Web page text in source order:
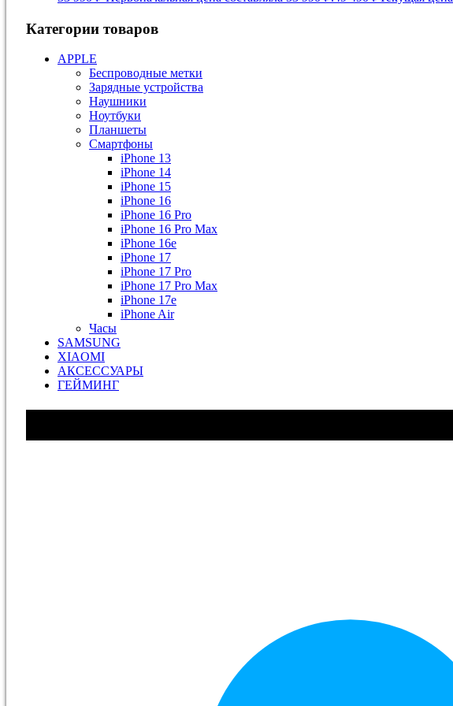
Категории товаров
APPLE
Беспроводные метки
Зарядные устройства
Наушники
Ноутбуки
Планшеты
Смартфоны
iPhone 13
iPhone 14
iPhone 15
iPhone 16
iPhone 16 Pro
iPhone 16 Pro Max
iPhone 16e
iPhone 17
iPhone 17 Pro
iPhone 17 Pro Max
iPhone 17e
iPhone Air
Часы
SAMSUNG
XIAOMI
АКСЕССУАРЫ
ГЕЙМИНГ